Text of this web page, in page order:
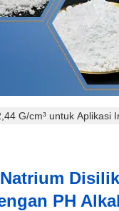
G/cm³ untuk Aplikasi
PH